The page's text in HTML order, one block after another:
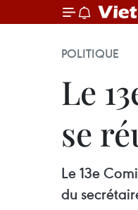
POLITIQUE
Le
se
Le 13e
du